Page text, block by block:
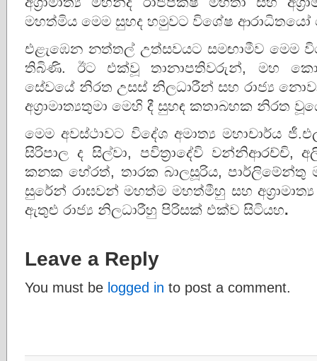
මහත්මිය මෙම සුහද හමුවට විශේෂ ආරාධිතයෝ
එළැඹෙන නත්තල් උත්සවයට සමඟාමීව මෙම
තිබිණි. ඊට එක්වූ තානාපතිවරුන්, මහ
සේවයේ නිරත උසස් නිලධාරීන් සහ රාජ්‍ය
අග්‍රාමාත්‍යතුමා මෙහි දී සුහඳ කතාබහක නිරත
මෙම අවස්ථාවට විදේශ අමාත්‍ය මහාචාර්ය
සිරිපාල ද සිල්වා, පවිත්‍රාදේවි වන්නිආරච්චි,
කනක හේරත්, තාරක බාලසූරිය, පාර්ලිමේන්තු
සුරේන් රාඝවන් මහත්ම මහත්මීහු සහ
ඇතුළු රාජ්‍ය නිලධාරීහු පිරිසක් එක්ව සිටියහ.
Leave a Reply
You must be logged in to post a comment.